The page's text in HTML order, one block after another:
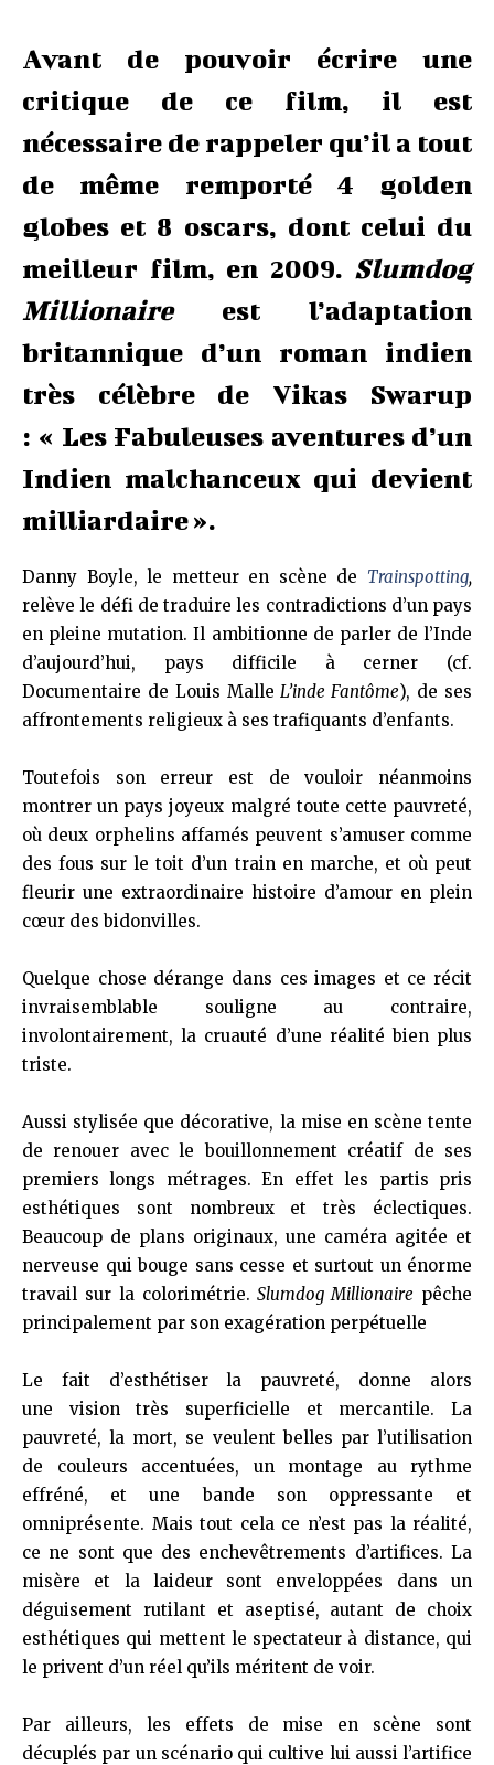
Avant de pouvoir écrire une
critique de ce film, il est
nécessaire de rappeler qu’il a tout
de même remporté 4 golden
globes et 8 oscars, dont celui du
meilleur film, en 2009. Slumdog
Millionaireest l’adaptation
britannique d’un roman indien
très célèbre de Vikas Swarup
: « Les Fabuleuses aventures d’un
Indien malchanceux qui devient
milliardaire ».
Danny Boyle, le metteur en scène de Trainspotting,
relève le défi de traduire les contradictions d’un pays
en pleine mutation. Il ambitionne de parler de l’Inde
d’aujourd’hui, pays difficile à cerner (cf.
Documentaire de Louis MalleL’inde Fantôme), de ses
affrontements reli­gieux à ses trafiquants d’enfants.
Toutefois son erreur est de vouloir néanmoins
montrer un pays joyeux malgré toute cette pauvreté,
où deux orphelins affamés peuvent s’amuser comme
des fous sur le toit d’un train en marche, et où peut
fleurir une extraordinaire histoire d’amour en plein
cœur des bidonvilles.
Quelque chose dérange dans ces images et ce récit
invraisemblable souligne au contraire,
involontairement, la cruauté d’une réalité bien plus
triste.
Aussi stylisée que décorative, la mise en scène tente
de renouer avec le bouillonnement créatif de ses
premiers longs métrages. En effet les partis pris
esthétiques sont nombreux et très éclectiques.
Beaucoup de plans originaux, une caméra agitée et
nerveuse qui bouge sans cesse et surtout un énorme
travail sur la colorimétrie.Slumdog Millionaire pêche
principalement par son exagération perpétuelle
Le fait d’esthétiser la pauvreté, donne alors
une vision très superficielle et mercantile. La
pauvreté, la mort, se veulent belles par l’utilisation
de couleurs accentuées, un montage au rythme
effréné, et une bande son oppressante et
omniprésente. Mais tout cela ce n’est pas la réalité,
ce ne sont que des enchevêtrements d’artifices. La
misère et la laideur sont enveloppées dans un
déguisement rutilant et aseptisé, autant de choix
esthétiques qui mettent le spectateur à distance, qui
le privent d’un réel qu’ils méritent de voir.
Par ailleurs, les effets de mise en scène sont
décuplés par un scénario qui cultive lui aussi l’artifice